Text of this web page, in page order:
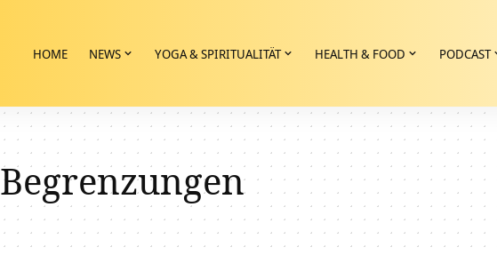
HOME NEWS YOGA & SPIRITUALITÄT HEALTH & FOOD PODCAST
Begrenzungen